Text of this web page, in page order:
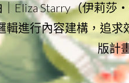
Eliza Starry（伊莉莎
輯進行內容建構，追求
版計